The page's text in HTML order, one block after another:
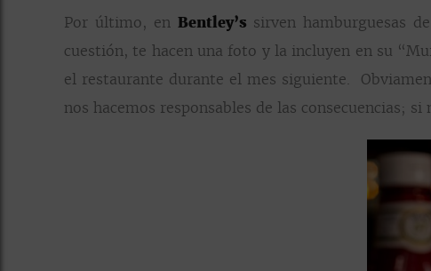
Por último, en Bentley’s sirven hamburguesas
cuestión, te hacen una foto y la incluyen en su
el restaurante durante el mes siguiente.
nos hacemos responsables de las consecuencias;